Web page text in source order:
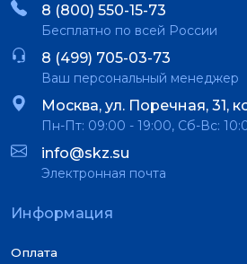
8 (800) 550-15-73
Бесплатно по всей России
8 (499) 705-03-73
Ваш персональный менеджер
Москва, ул. Поречная, 31,
Пн-Пт: 09:00 - 19:00, Сб-Вс:
info@skz.su
Электронная почта
Информация
Оплата